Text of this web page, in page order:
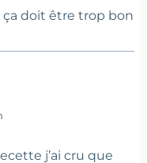
ça doit être trop bon
j’ai cru que